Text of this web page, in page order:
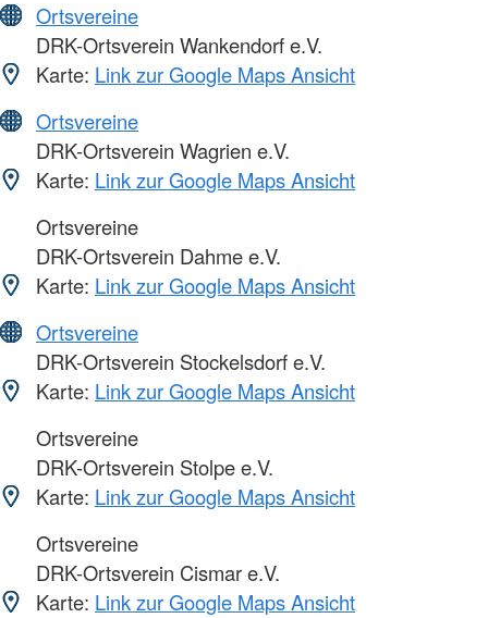
Ortsvereine
DRK-Ortsverein Wankendorf e.V.
Karte: Link zur Google Maps Ansicht
Ortsvereine
DRK-Ortsverein Wagrien e.V.
Karte: Link zur Google Maps Ansicht
Ortsvereine
DRK-Ortsverein Dahme e.V.
Karte: Link zur Google Maps Ansicht
Ortsvereine
DRK-Ortsverein Stockelsdorf e.V.
Karte: Link zur Google Maps Ansicht
Ortsvereine
DRK-Ortsverein Stolpe e.V.
Karte: Link zur Google Maps Ansicht
Ortsvereine
DRK-Ortsverein Cismar e.V.
Karte: Link zur Google Maps Ansicht